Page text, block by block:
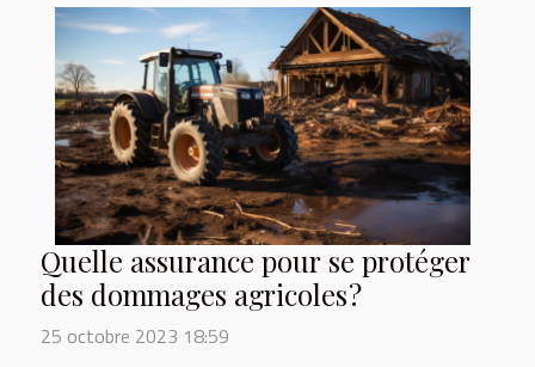
Quelle assurance pour se protéger
des dommages agricoles ?
25 octobre 2023 18:59